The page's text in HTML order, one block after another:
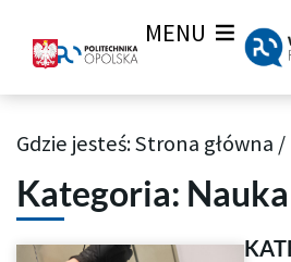
MENU
Archiwum aktualności Wiadomości Uczelnianych
Gdzie jesteś:Strona główna /
Kategoria: Nauka
StronaStronaStrona
StronaStrona Strona